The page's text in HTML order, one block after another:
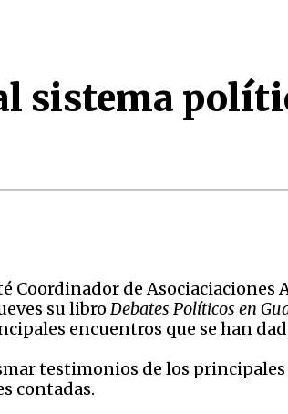
sistema
Coordinador de Asociaciaciones
su libro Debates Políticos en
encuentros que se han
testimonios de los
contadas.